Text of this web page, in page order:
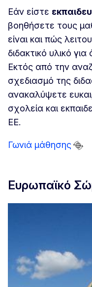
Εάν είστε
βοηθήσετε τους
είναι και πώς
διδακτικό υλικό
Εκτός από την
σχεδιασμό της
ανακαλύψετε
σχολεία και
ΕΕ.
Γωνιά μάθησης
Ευρωπαϊκό